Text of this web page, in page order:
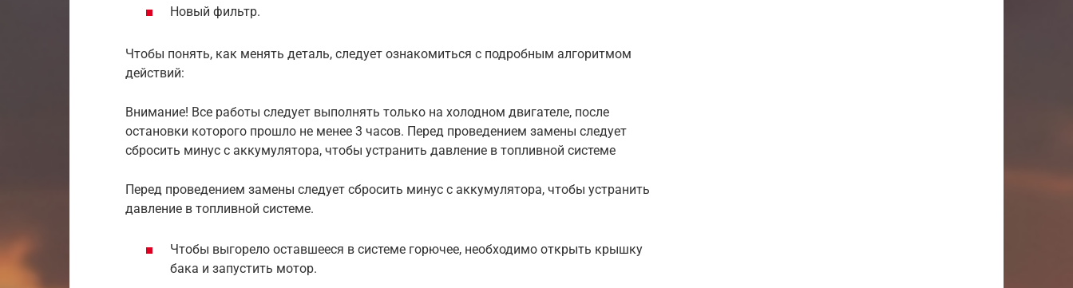
Новый фильтр.
Чтобы понять, как менять деталь, следует ознакомиться с подробным алгоритмом
действий:
Внимание! Все работы следует выполнять только на холодном двигателе, после
остановки которого прошло не менее 3 часов. Перед проведением замены следует
сбросить минус с аккумулятора, чтобы устранить давление в топливной системе
Перед проведением замены следует сбросить минус с аккумулятора, чтобы устранить
давление в топливной системе.
Чтобы выгорело оставшееся в системе горючее, необходимо открыть крышку
бака и запустить мотор.